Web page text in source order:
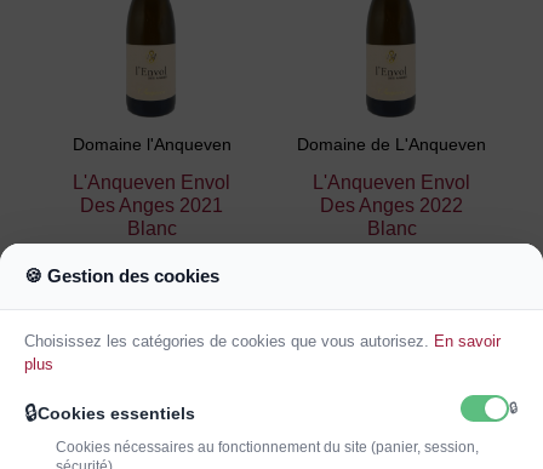
Domaine l'Anqueven
L'Anqueven Envol
Des Anges 2021
Blanc
Ajouter au
panier
Domaine de L'Anqueven
L'Anqueven Envol
Des Anges 2022
Blanc
Ajouter au
panier
🍪 Gestion des cookies
Choisissez les catégories de cookies que vous autorisez. En savoir
plus
🔒Cookies essentiels 🔒
Cookies nécessaires au fonctionnement du site (panier, session,